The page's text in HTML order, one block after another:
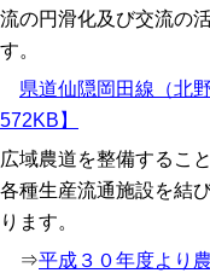
流の円滑化及び交流の
す。
県道仙隠岡田線（北
572KB】
広域農道を整備するこ
各種生産流通施設を結
ります。
⇒平成３０年度より